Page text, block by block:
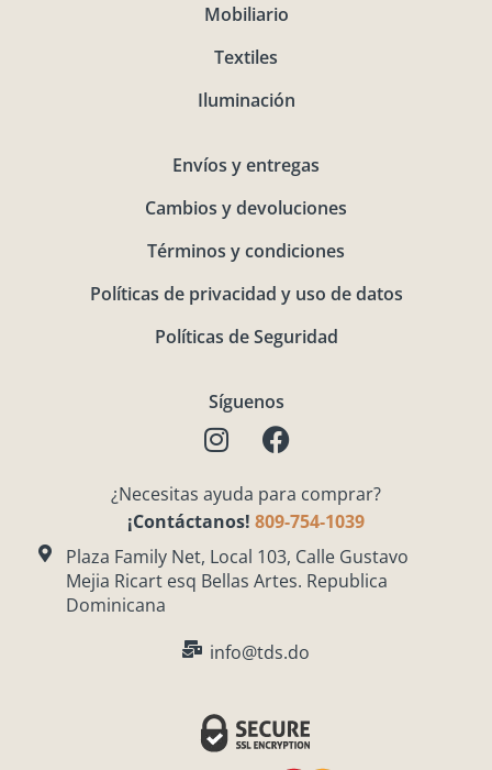
Mobiliario
Textiles
Iluminación
Envíos y entregas
Cambios y devoluciones
Términos y condiciones
Políticas de privacidad y uso de datos
Políticas de Seguridad
Síguenos
I
n
t
a
g
r
m
F
a
e
b
o
o
¿Necesitas ayuda para comprar?
¡Contáctanos! 809-754-1039
Plaza Family Net, Local 103, Calle Gustavo
Mejia Ricart esq Bellas Artes. Republica
Dominicana
info@tds.do